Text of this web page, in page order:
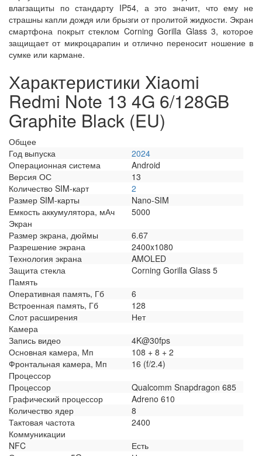
влагзащиты по стандарту IP54, а это значит, что ему не
страшны капли дождя или брызги от пролитой жидкости. Экран
смартфона покрыт стеклом Corning Gorilla Glass 3, которое
защищает от микроцарапин и отлично переносит ношение в
сумке или кармане.
Характеристики Xiaomi
Redmi Note 13 4G 6/128GB
Graphite Black (EU)
Общее
Год выпуска
2024
Операционная система
Android
Версия ОС
13
Количество SIM-карт
2
Размер SIM-карты
Nano-SIM
Емкость аккумулятора, мАч
5000
Экран
Размер экрана, дюймы
6.67
Разрешение экрана
2400x1080
Технология экрана
AMOLED
Защита стекла
Corning Gorilla Glass 5
Память
Оперативная память, Гб
6
Встроенная память, Гб
128
Слот расширения
Нет
Камера
Запись видео
4K@30fps
Основная камера, Мп
108 + 8 + 2
Фронтальная камера, Мп
16 (f/2.4)
Процессор
Процессор
Qualcomm Snapdragon 685
Графический процессор
Adreno 610
Количество ядер
8
Тактовая частота
2400
Коммуникации
NFC
Есть